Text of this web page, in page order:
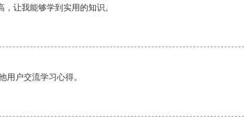
让我能够学到实用的知识。
用户交流学习心得。